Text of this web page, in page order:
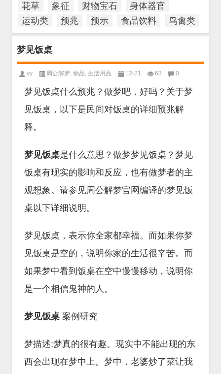
花草
象征 财物宝石
身体器官
运动类
预兆 预示 食品饮料 鸟禽类
梦见饭桌
yy 周公解梦, 物品, 生活用品 12-21 63 0
梦见饭桌什么预兆？做梦吧，好吗？关于梦
见饭桌，以下是民间对饭桌的详细预兆解
释。
梦见饭桌是什么意思？做梦梦见饭桌？梦见
饭桌有现实的影响和反应，也有做梦者的主
观想象。请参见周公解梦官网编译的梦见饭
桌以下详细说明。
梦见饭桌，表示你全家都幸福。而如果你梦
见饭桌是空的，说明你家的生活很辛苦。而
如果梦中看到饭桌在空中慢慢移动，说明你
是一个相信鬼神的人。
梦见饭桌 案例研究
梦描述:梦真的很有趣。现实中不能出现的东
西会出现在梦中上。梦中，老婆炒了菜让我